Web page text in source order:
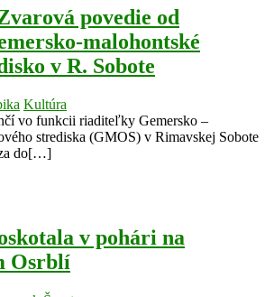
povedie od
malohontské
v R. Sobote
Kultúra
vo funkcii riaditeľky Gemersko –
strediska (GMOS) v Rimavskej Sobote
do[…]
v pohári na
Osrblí